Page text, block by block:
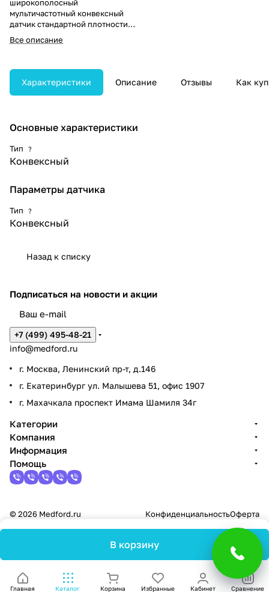
широкополосный
мультичастотный конвексный
датчик стандартной плотности с
128 элементами. Частотный
диапазон 2–8 МГц обеспечивает
абдоминальных и акушерско-
гинекологических
исследованиях.
Все описание
Характеристики Описание Отзывы Как
Основные характеристики
Тип ?
Конвексный
Параметры датчика
Тип ?
Конвексный
Назад к списку
В корзину
Главная Каталог Корзина Избранные Кабинет Сравнение
Подписаться на новости и акции
+7 (499) 495-48-21
info@medford.ru
г. Москва, Ленинский пр-т, д.146
г. Екатеринбург ул. Малышева 51, офис 1907
г. Махачкала проспект Имама Шамиля 34г
Категории
Компания
Информация
Помощь
© 2026 Medford.ru КонфиденциальностьОферта